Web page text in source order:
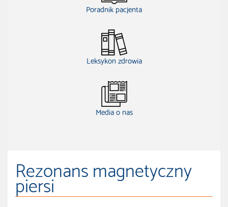
Poradnik pacjenta
Leksykon zdrowia
Media o nas
Rezonans magnetyczny
piersi